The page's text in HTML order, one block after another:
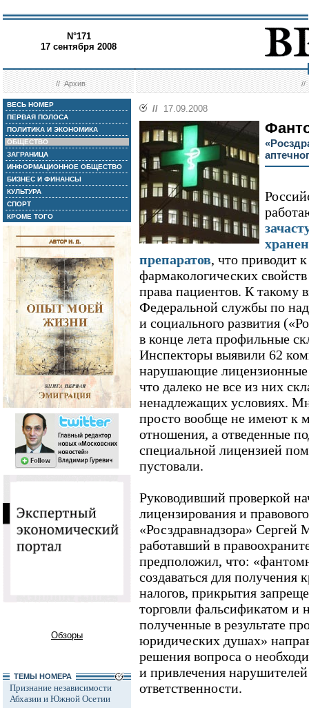
N°171
17 сентября 2008
//Архив //
ВЕСЬ НОМЕР
ПЕРВАЯ ПОЛОСА
ПОЛИТИКА И ЭКОНОМИКА
ОБЩЕСТВО
ЗАГРАНИЦА
ИНФОРМАЦИОННОЕ ОБЩЕСТВО
БИЗНЕС И ФИНАНСЫ
КУЛЬТУРА
СПОРТ
КРОМЕ ТОГО
Обзоры
ТЕМЫ НОМЕРА
Признание независимости
Абхазии и Южной Осетии
// 17.09.2008
препаратов, что приводит
фармакологических
права пациентов. К такому
Федеральной службы по
и социального развития
в конце лета профильные
Инспекторы выявили 62
нарушающие лицензионные
что далеко не все из них
ненадлежащих условиях.
просто вообще не имеют к
отношения, а отведенные
специальной лицензией
пустовали.
Руководивший проверкой
лицензирования и
«Росздравнадзора»
работавший в
предположил, что:
создаваться для получения
налогов, прикрытия
торговли фальсификатом и
полученные в результате
юридических душах»
решения вопроса о
и привлечения
ответственности.